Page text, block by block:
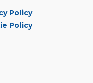
Policy
Policy